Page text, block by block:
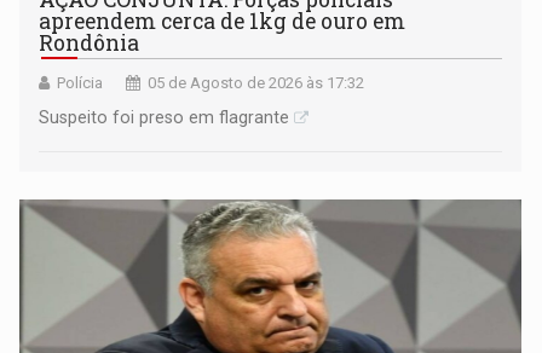
apreendem cerca de 1kg de ouro em
Rondônia
Polícia 05 de Agosto de 2026 às 17:32
Suspeito foi preso em flagrante